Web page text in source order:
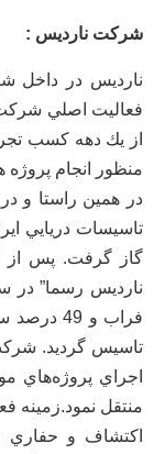
شرکت ناردیس :
نارديس در داخل
فعاليت اصلي
از يك دهه كسب
منظور انجام پروژه هاي
تاسيسات دريايي
گاز گرفت. پس از
فراب و
تاسيس گرديد.
اجراي پروژه‌هاي
منتقل نمود.زمینه
اكتشاف و حفاري